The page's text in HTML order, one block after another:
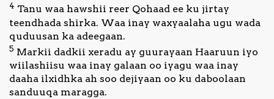
4 Tanu waa hawshii reer Qohaad ee ku jirtay
teendhada shirka. Waa inay waxyaalaha ugu wada
quduusan ka adeegaan.
5 Markii dadkii xeradu ay guurayaan Haaruun iyo
wiilashiisu waa inay galaan oo iyagu waa inay
daaha ilxidhka ah soo dejiyaan oo ku daboolaan
sanduuqa maragga.